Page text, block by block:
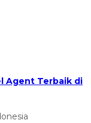
Agent Terbaik di